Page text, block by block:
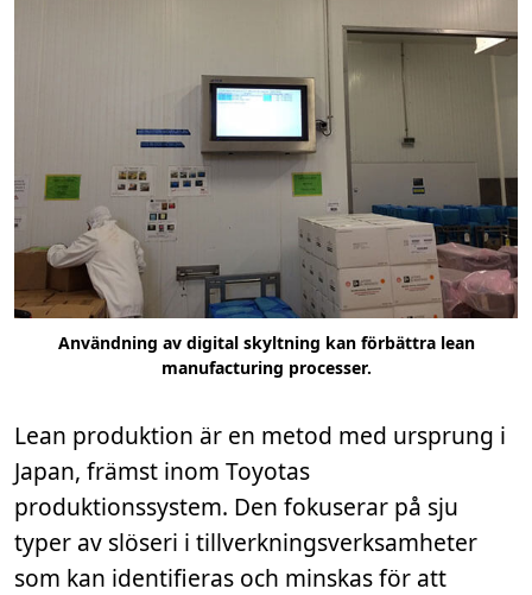
Användning av digital skyltning kan förbättra lean
manufacturing processer.
Lean produktion är en metod med ursprung i
Japan, främst inom Toyotas
produktionssystem. Den fokuserar på sju
typer av slöseri i tillverkningsverksamheter
som kan identifieras och minskas för att